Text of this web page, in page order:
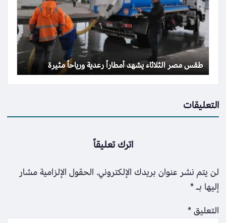
طقس مصر الثلاثاء يشهد أمطاراً رعدية ورياحاً مثيرة
التعليقات
اترك تعليقاً
لن يتم نشر عنوان بريدك الإلكتروني. الحقول الإلزامية مشار
إليها بـ*
التعليق*